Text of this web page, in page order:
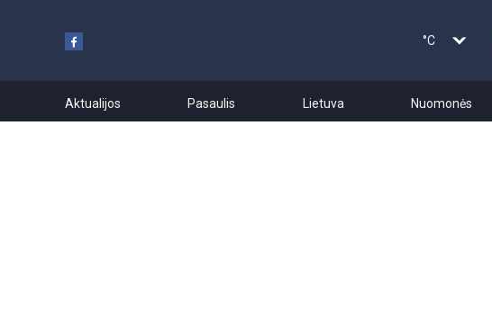
°C
Aktualijos Pasaulis Lietuva Nuomonės